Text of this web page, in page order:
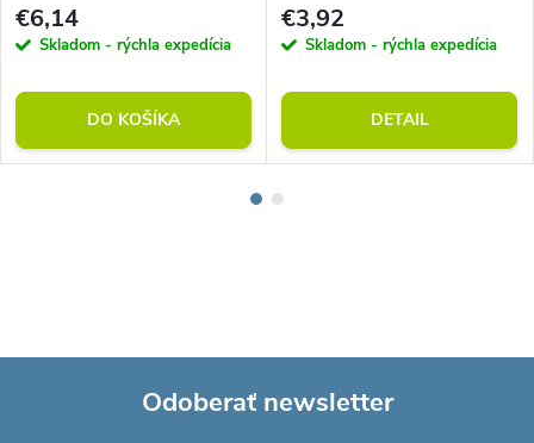
€6,14
Skladom - rýchla expedícia
DO KOŠÍKA
€3,92
Skladom - rýchla expedícia
DETAIL
Odoberať newsletter